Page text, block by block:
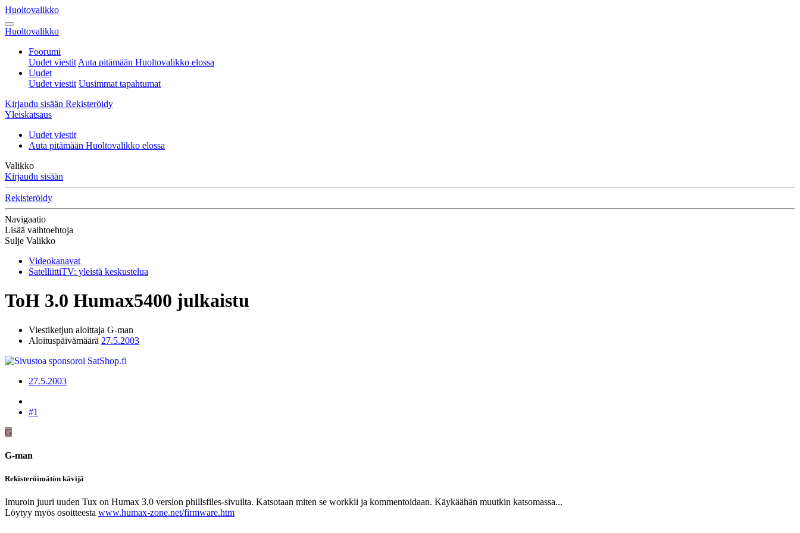
Huoltovalikko
Huoltovalikko
Foorumi
Uudet viestit Auta pitämään Huoltovalikko elossa
Uudet
Uudet viestit Uusimmat tapahtumat
Kirjaudu sisään Rekisteröidy
Yleiskatsaus
Uudet viestit
Auta pitämään Huoltovalikko elossa
Valikko
Kirjaudu sisään
Rekisteröidy
Navigaatio
Lisää vaihtoehtoja
Sulje Valikko
Videokanavat
SatelliittiTV: yleistä keskustelua
ToH 3.0 Humax5400 julkaistu
Viestiketjun aloittaja G-man
Aloituspäivämäärä 27.5.2003
27.5.2003
#1
G
G-man
Rekisteröimätön kävijä
Imuroin juuri uuden Tux on Humax 3.0 version phillsfiles-sivuilta. Katsotaan miten se workkii ja kommentoidaan. Käykäähän muutkin katsomassa...
Löytyy myös osoitteesta www.humax-zone.net/firmware.htm